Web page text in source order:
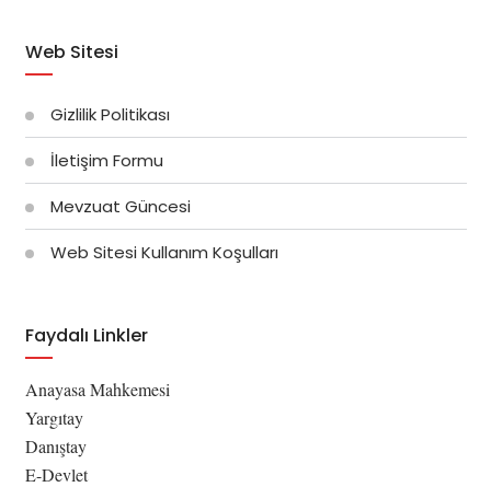
Web Sitesi
Gizlilik Politikası
İletişim Formu
Mevzuat Güncesi
Web Sitesi Kullanım Koşulları
Faydalı Linkler
Anayasa Mahkemesi
Yargıtay
Danıştay
E-Devlet